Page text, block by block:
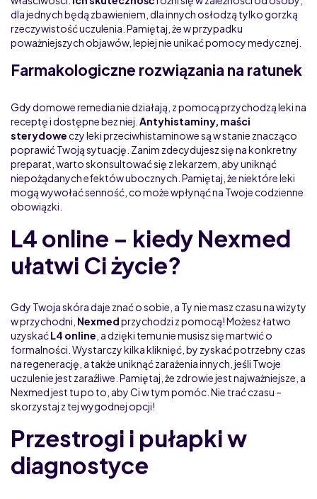
dla jednych będą zbawieniem, dla innych osłodzą tylko gorzką
rzeczywistość uczulenia. Pamiętaj, że w przypadku
poważniejszych objawów, lepiej nie unikać pomocy medycznej.
Farmakologiczne rozwiązania na ratunek
Gdy domowe remedia nie działają, z pomocą przychodzą leki na
receptę i dostępne bez niej. Antyhistaminy, maści
sterydoweczy leki przeciwhistaminowe są w stanie znacząco
poprawić Twoją sytuację. Zanim zdecydujesz się na konkretny
preparat, warto skonsultować się z lekarzem, aby uniknąć
niepożądanych efektów ubocznych. Pamiętaj, że niektóre leki
mogą wywołać senność, co może wpłynąć na Twoje codzienne
obowiązki.
L4 online – kiedy Nexmed
ułatwi Ci życie?
Gdy Twoja skóra daje znać o sobie, a Ty nie masz czasu na wizyty
w przychodni, Nexmedprzychodzi z pomocą! Możesz łatwo
uzyskaćL4 online , a dzięki temu nie musisz się martwić o
formalności. Wystarczy kilka kliknięć, by zyskać potrzebny czas
na regenerację, a także uniknąć zarażenia innych, jeśli Twoje
uczulenie jest zaraźliwe. Pamiętaj, że zdrowie jest najważniejsze, a
Nexmed jest tu po to, aby Ci w tym pomóc. Nie trać czasu –
skorzystaj z tej wygodnej opcji!
Przestrogi i pułapki w
diagnostyce